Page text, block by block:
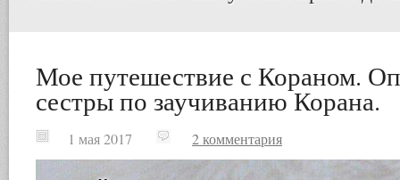
Мое путешествие с Кораном.
сестры по заучиванию Корана.
1 мая 2017 2 комментария